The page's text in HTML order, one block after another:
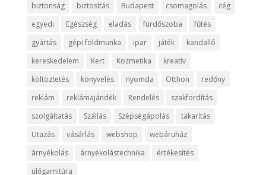
biztonság
biztosítás Budapest csomagolás
cég
egyedi
Egészség eladás fürdőszoba
fűtés
gyártás
gépi földmunka ipar játék
kandalló
kereskedelem
Kert Kozmetika
kreatív
költöztetés
könyvelés nyomda Otthon
redőny
reklám
reklámajándék Rendelés
szakfordítás
szolgáltatás
Szállás Szépségápolás
takarítás
Utazás
vásárlás webshop
webáruház
árnyékolás
árnyékolástechnika
értékesítés
ülőgarnitúra